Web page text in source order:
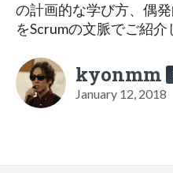
の計画的な学び方、偶
をScrumの文脈でご紹介
kyonmm
January 12, 2018